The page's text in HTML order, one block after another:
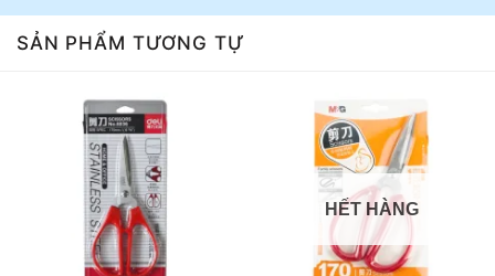
SẢN PHẨM TƯƠNG TỰ
HẾT HÀNG